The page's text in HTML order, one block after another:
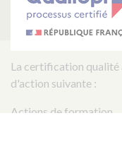
La certification qualité
d'action suivante :
Actions de formation